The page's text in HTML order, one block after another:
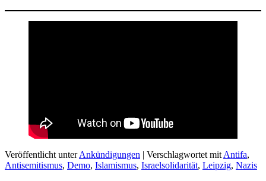
Veröffentlicht unter Ankündigungen | Verschlagwortet mit Antifa,
Antisemitismus, Demo, Islamismus, Israelsolidarität, Leipzig, Nazis